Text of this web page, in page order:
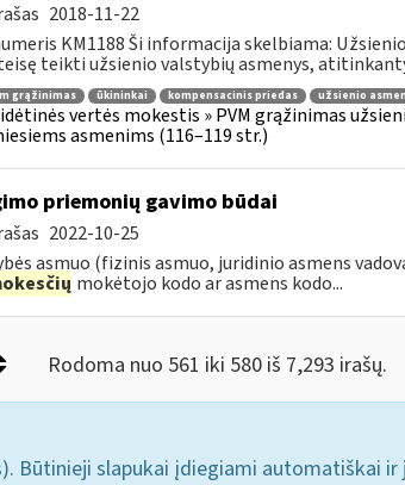
2018-11-22
KM1188 Ši informacija skelbiama:
teikti užsienio valstybių asmenys,
grąžinimas ūkininkai kompensacinis priedas užsienio
vertės mokestis » PVM grąžinimas
asmenims (116–119 str.)
priemonių gavimo būdai
2022-10-25
asmuo (fizinis asmuo, juridinio asmens
mokėtojo kodo ar asmens kodo...
Rodoma nuo 561 iki 580 iš 7,293 irašų.
Būtinieji slapukai įdiegiami automatiškai ir